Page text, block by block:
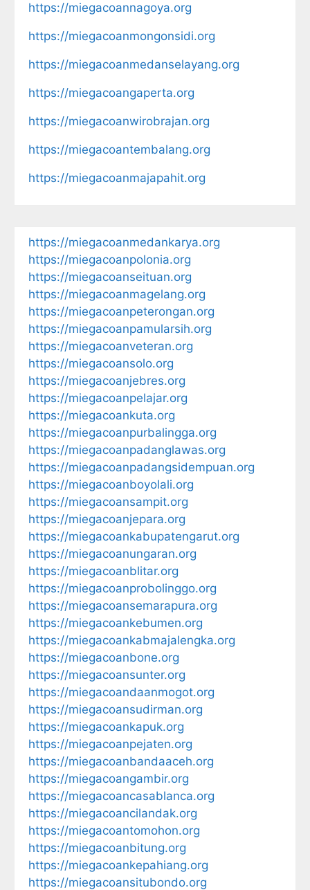
https://miegacoannagoya.org
https://miegacoanmongonsidi.org
https://miegacoanmedanselayang.org
https://miegacoangaperta.org
https://miegacoanwirobrajan.org
https://miegacoantembalang.org
https://miegacoanmajapahit.org
https://miegacoanmedankarya.org
https://miegacoanpolonia.org
https://miegacoanseituan.org
https://miegacoanmagelang.org
https://miegacoanpeterongan.org
https://miegacoanpamularsih.org
https://miegacoanveteran.org
https://miegacoansolo.org
https://miegacoanjebres.org
https://miegacoanpelajar.org
https://miegacoankuta.org
https://miegacoanpurbalingga.org
https://miegacoanpadanglawas.org
https://miegacoanpadangsidempuan.org
https://miegacoanboyolali.org
https://miegacoansampit.org
https://miegacoanjepara.org
https://miegacoankabupatengarut.org
https://miegacoanungaran.org
https://miegacoanblitar.org
https://miegacoanprobolinggo.org
https://miegacoansemarapura.org
https://miegacoankebumen.org
https://miegacoankabmajalengka.org
https://miegacoanbone.org
https://miegacoansunter.org
https://miegacoandaanmogot.org
https://miegacoansudirman.org
https://miegacoankapuk.org
https://miegacoanpejaten.org
https://miegacoanbandaaceh.org
https://miegacoangambir.org
https://miegacoancasablanca.org
https://miegacoancilandak.org
https://miegacoantomohon.org
https://miegacoanbitung.org
https://miegacoankepahiang.org
https://miegacoansitubondo.org